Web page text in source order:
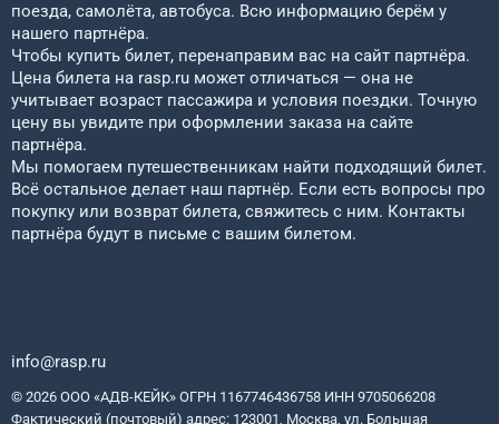
поезда, самолёта, автобуса. Всю информацию берём у
нашего партнёра.
Чтобы купить билет, перенаправим вас на сайт партнёра.
Цена билета на rasp.ru может отличаться — она не
учитывает возраст пассажира и условия поездки. Точную
цену вы увидите при оформлении заказа на сайте
партнёра.
Мы помогаем путешественникам найти подходящий билет.
Всё остальное делает наш партнёр. Если есть вопросы про
покупку или возврат билета, свяжитесь с ним. Контакты
партнёра будут в письме с вашим билетом.
info@rasp.ru
© 2026 ООО «АДВ-КЕЙК» ОГРН 1167746436758 ИНН 9705066208
Фактический (почтовый) адрес: 123001, Москва, ул. Большая